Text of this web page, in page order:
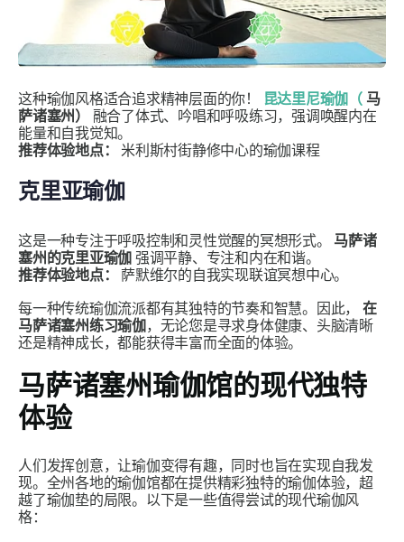
这种瑜伽风格适合追求精神层面的你！ 昆达里尼瑜伽（ 马
萨诸塞州） 融合了体式、吟唱和呼吸练习，强调唤醒内在
能量和自我觉知。
推荐体验地点： 米利斯村街静修中心的瑜伽课程
克里亚瑜伽
这是一种专注于呼吸控制和灵性觉醒的冥想形式。 马萨诸
塞州的克里亚瑜伽 强调平静、专注和内在和谐​​。
推荐体验地点：萨默维尔的自我实现联谊冥想中心。
每一种传统瑜伽流派都有其独特的节奏和智慧。因此， 在
马萨诸塞州练习瑜伽，无论您是寻求身体健康、头脑清晰
还是精神成长，都能获得丰富而全面的体验。
马萨诸塞州瑜伽馆的现代独特
体验
人们发挥创意，让瑜伽变得有趣，同时也旨在实现自我发
现。全州各地的瑜伽馆都在提供精彩独特的瑜伽体验，超
越了瑜伽垫的局限。以下是一些值得尝试的现代瑜伽风
格：